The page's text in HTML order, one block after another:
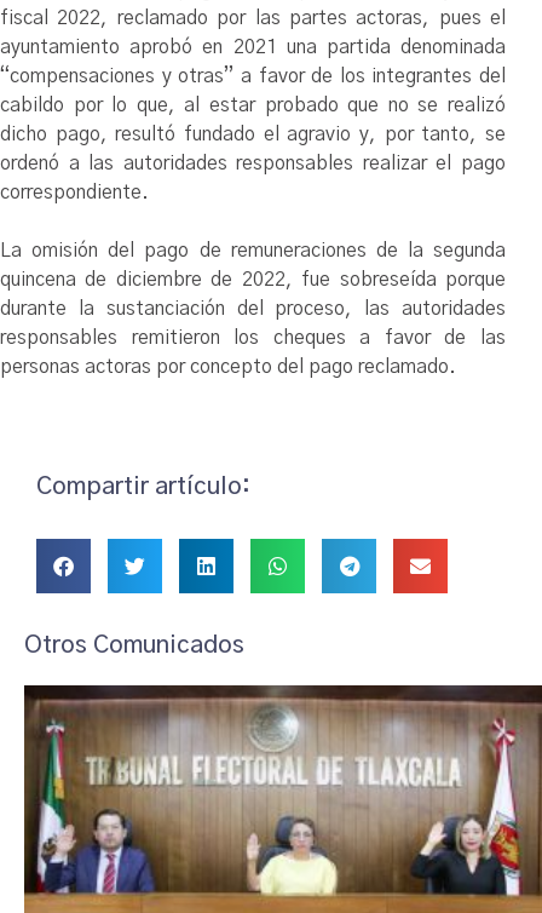
fiscal 2022, reclamado por las partes actoras, pues el
ayuntamiento aprobó en 2021 una partida denominada
“compensaciones y otras” a favor de los integrantes del
cabildo por lo que, al estar probado que no se realizó
dicho pago, resultó fundado el agravio y, por tanto, se
ordenó a las autoridades responsables realizar el pago
correspondiente.
La omisión del pago de remuneraciones de la segunda
quincena de diciembre de 2022, fue sobreseída porque
durante la sustanciación del proceso, las autoridades
responsables remitieron los cheques a favor de las
personas actoras por concepto del pago reclamado.
Compartir artículo:
Otros Comunicados